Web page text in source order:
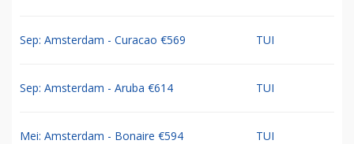
Sep: Amsterdam - Curacao €569 TUI
Sep: Amsterdam - Aruba €614 TUI
Mei: Amsterdam - Bonaire €594 TUI